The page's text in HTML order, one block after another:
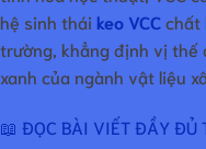
hệ sinh thái keo VCC chất
trường, khẳng định vị thế
xanh của ngành vật liệu
📖 ĐỌC BÀI VIẾT ĐẦY ĐỦ